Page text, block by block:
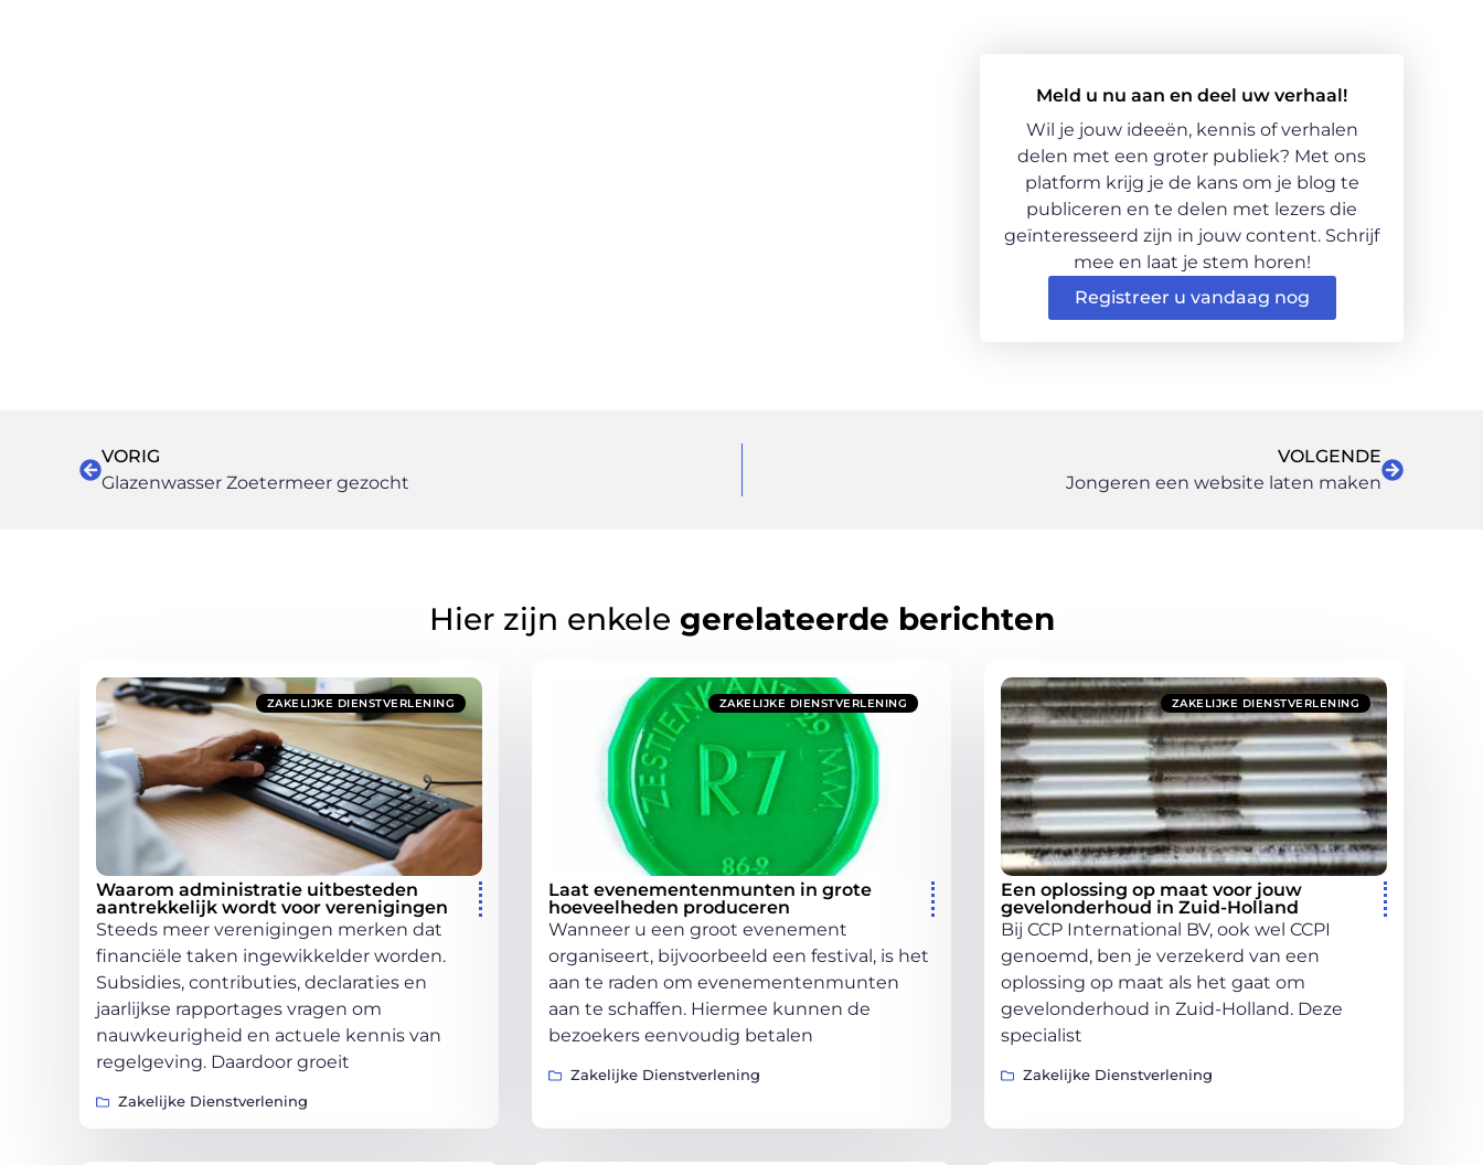
Meld u nu aan en deel uw verhaal!
Wil je jouw ideeën, kennis of verhalen
delen met een groter publiek? Met ons
platform krijg je de kans om je blog te
publiceren en te delen met lezers die
geïnteresseerd zijn in jouw content. Schrijf
mee en laat je stem horen!
Registreer u vandaag nog
VORIG
Glazenwasser Zoetermeer gezocht
VOLGENDE
Jongeren een website laten maken
Hier zijn enkele gerelateerde berichten
ZAKELIJKE DIENSTVERLENING
Waarom administratie uitbesteden
aantrekkelijk wordt voor verenigingen
Steeds meer verenigingen merken dat
financiële taken ingewikkelder worden.
Subsidies, contributies, declaraties en
jaarlijkse rapportages vragen om
nauwkeurigheid en actuele kennis van
regelgeving. Daardoor groeit
Zakelijke Dienstverlening
ZAKELIJKE DIENSTVERLENING
Laat evenementenmunten in grote
hoeveelheden produceren
Wanneer u een groot evenement
organiseert, bijvoorbeeld een festival, is het
aan te raden om evenementenmunten
aan te schaffen. Hiermee kunnen de
bezoekers eenvoudig betalen
Zakelijke Dienstverlening
ZAKELIJKE DIENSTVERLENING
Een oplossing op maat voor jouw
gevelonderhoud in Zuid-Holland
Bij CCP International BV, ook wel CCPI
genoemd, ben je verzekerd van een
oplossing op maat als het gaat om
gevelonderhoud in Zuid-Holland. Deze
specialist
Zakelijke Dienstverlening